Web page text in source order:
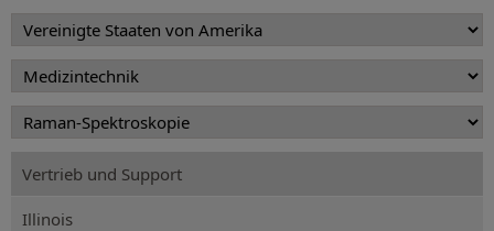
Vertrieb und Support
Illinois